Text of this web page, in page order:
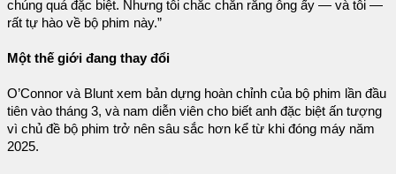
chúng quá đặc biệt. Nhưng tôi chắc chắn rằng ông ấy — và tôi —
rất tự hào về bộ phim này.”
Một thế giới đang thay đổi
O’Connor và Blunt xem bản dựng hoàn chỉnh của bộ phim lần đầu
tiên vào tháng 3, và nam diễn viên cho biết anh đặc biệt ấn tượng
vì chủ đề bộ phim trở nên sâu sắc hơn kể từ khi đóng máy năm
2025.